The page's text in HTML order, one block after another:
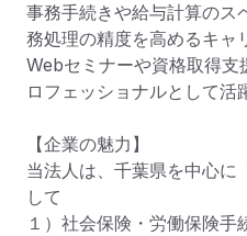
事務手続きや給与計算のス
務処理の精度を高めるキャ
Webセミナーや資格取得
ロフェッショナルとして活
【企業の魅力】
当法人は、千葉県を中心に
して
１）社会保険・労働保険手